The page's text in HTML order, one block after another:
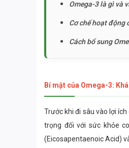
Omega-3 là gì và
Cơ chế hoạt động
Cách bổ sung
Bí mật của Omega-3:
Trước khi đi sâu vào lợi
trọng đối với sức khỏe
(Eicosapentaenoic Acid)